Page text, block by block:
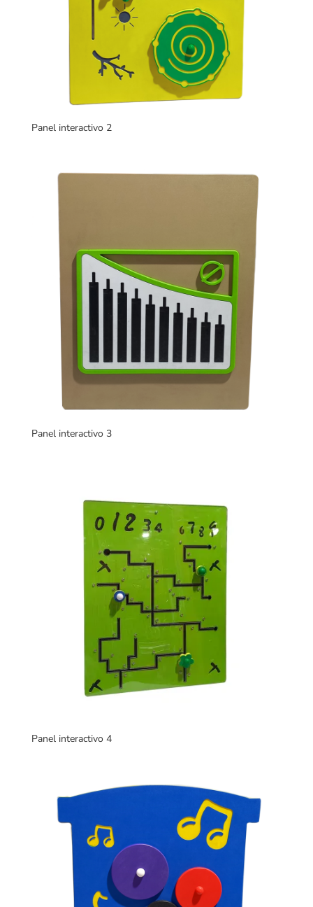
Panel interactivo 2
Panel interactivo 3
Panel interactivo 4